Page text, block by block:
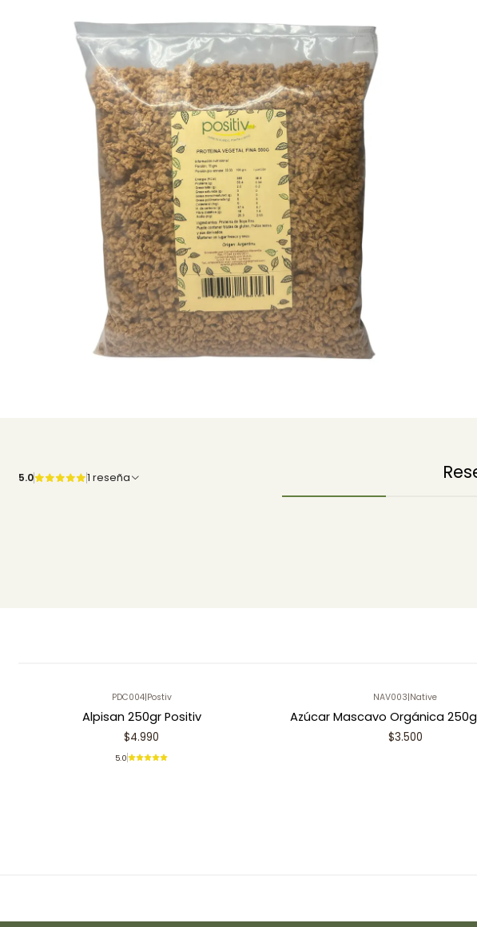
5.0 1 reseña
PDC004|Postiv
Alpisan 250gr Positiv
$4.990
5.0
NAV003|Native
Azúcar Mascavo Orgánica
$3.500